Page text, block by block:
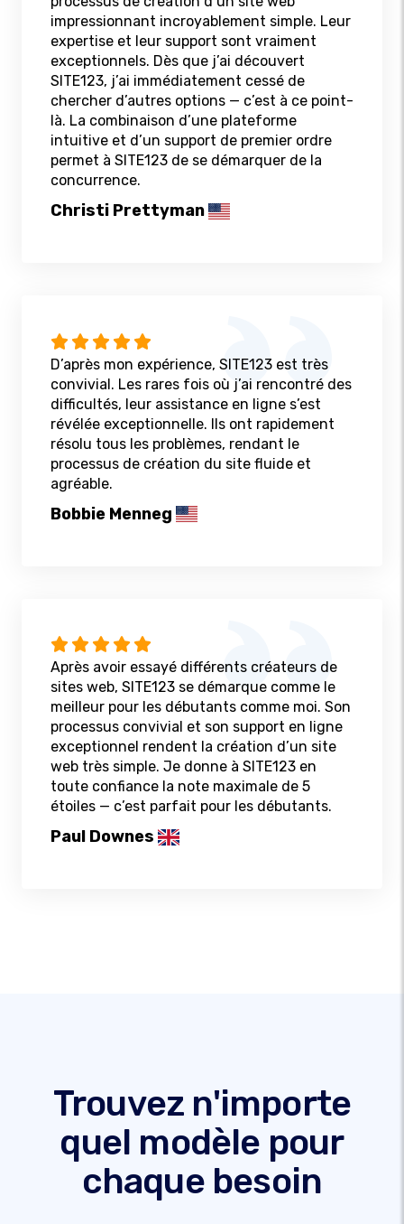
impressionnant incroyablement simple. Leur
expertise et leur support sont vraiment
exceptionnels. Dès que j’ai découvert
SITE123, j’ai immédiatement cessé de
chercher d’autres options — c’est à ce point-
là. La combinaison d’une plateforme
intuitive et d’un support de premier ordre
permet à SITE123 de se démarquer de la
concurrence.
Christi Prettyman
D’après mon expérience, SITE123 est très
convivial. Les rares fois où j’ai rencontré des
difficultés, leur assistance en ligne s’est
révélée exceptionnelle. Ils ont rapidement
résolu tous les problèmes, rendant le
processus de création du site fluide et
agréable.
Bobbie Menneg
Après avoir essayé différents créateurs de
sites web, SITE123 se démarque comme le
meilleur pour les débutants comme moi. Son
processus convivial et son support en ligne
exceptionnel rendent la création d’un site
web très simple. Je donne à SITE123 en
toute confiance la note maximale de 5
étoiles — c’est parfait pour les débutants.
Paul Downes
Trouvez n'importe
quel modèle pour
chaque besoin